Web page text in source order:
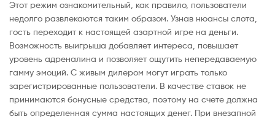
Этот режим ознакомительный, как правило, пользователи
недолго развлекаются таким образом. Узнав нюансы слота,
гость переходит к настоящей азартной игре на деньги.
Возможность выигрыша добавляет интереса, повышает
уровень адреналина и позволяет ощутить непередаваемую
гамму эмоций. С живым дилером могут играть только
зарегистрированные пользователи. В качестве ставок не
принимаются бонусные средства, поэтому на счете должна
быть определенная сумма настоящих денег. При внезапной